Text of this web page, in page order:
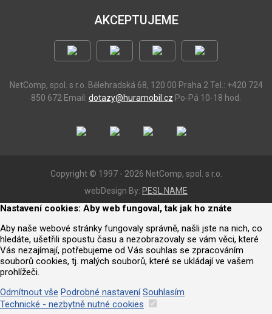
AKCEPTUJEME
NetComp, spol. s r.o. Bělehradská 68, 120 00 Praha 2 Tel.: +420 724
850 672 Email: dotazy@huramobil.cz Po-Pá 10-18 hod.
Copyright © 1997 - 2026 NetComp, spol. s r.o.
webDesign By: PESL.NAME
Nastavení cookies: Aby web fungoval, tak jak ho znáte
Aby naše webové stránky fungovaly správně, našli jste na nich, co
hledáte, ušetřili spoustu času a nezobrazovaly se vám věci, které
Vás nezajímají, potřebujeme od Vás souhlas se zpracováním
souborů cookies, tj. malých souborů, které se ukládají ve vašem
prohlížeči.
Odmítnout vše Podrobné nastavení Souhlasím
Technické - nezbytně nutné cookies